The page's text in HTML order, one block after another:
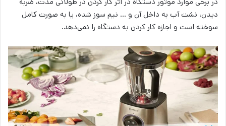
دیدن، نشت آب به داخل آن و … نیم سوز شده، یا به صورت کامل
سوخته است و اجازه کار کردن به دستگاه را نمی‌دهد.